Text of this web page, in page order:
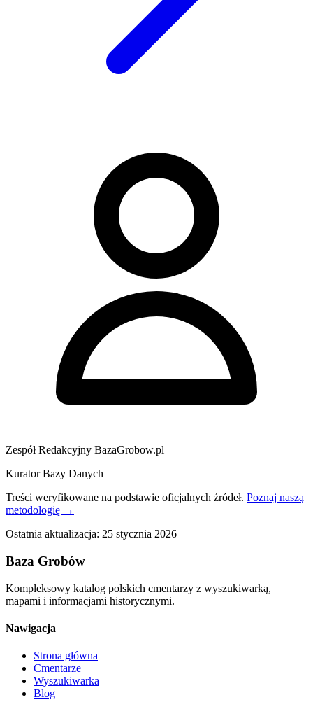
Zespół Redakcyjny BazaGrobow.pl
Kurator Bazy Danych
Treści weryfikowane na podstawie oficjalnych źródeł. Poznaj naszą
metodologię →
Ostatnia aktualizacja: 25 stycznia 2026
Baza Grobów
Kompleksowy katalog polskich cmentarzy z wyszukiwarką,
mapami i informacjami historycznymi.
Nawigacja
Strona główna
Cmentarze
Wyszukiwarka
Blog